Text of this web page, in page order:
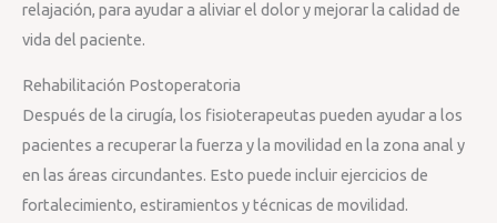
relajación, para ayudar a aliviar el dolor y mejorar la calidad de
vida del paciente.
Rehabilitación Postoperatoria
Después de la cirugía, los fisioterapeutas pueden ayudar a los
pacientes a recuperar la fuerza y la movilidad en la zona anal y
en las áreas circundantes. Esto puede incluir ejercicios de
fortalecimiento, estiramientos y técnicas de movilidad.